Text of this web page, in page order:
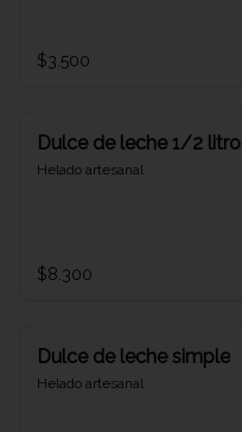
$3.500
Dulce de leche 1/2 litro
Helado artesanal
$8.300
Dulce de leche simple
Helado artesanal